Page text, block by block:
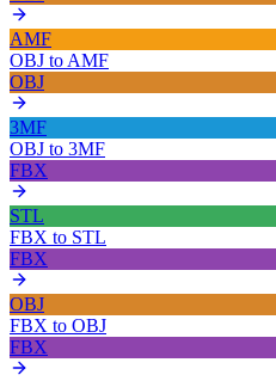
AMF
OBJ to AMF
OBJ
3MF
OBJ to 3MF
FBX
STL
FBX to STL
FBX
OBJ
FBX to OBJ
FBX